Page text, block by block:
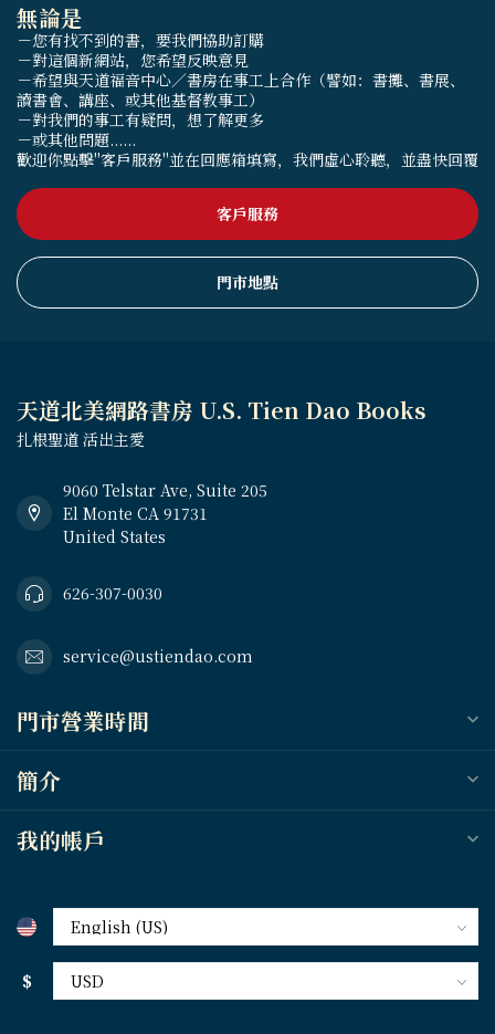
無論是
－您有找不到的書，要我們協助訂購
－對這個新網站，您希望反映意見
－希望與天道福音中心／書房在事工上合作（譬如：書攤、書展、
讀書會、講座、或其他基督教事工）
－對我們的事工有疑問，想了解更多
－或其他問題......
歡迎你點擊"客戶服務"並在回應箱填寫，我們虛心聆聽，並盡快回覆
客戶服務
門市地點
天道北美網路書房 U.S. Tien Dao Books
扎根聖道 活出主愛
9060 Telstar Ave, Suite 205
El Monte CA 91731
United States
626-307-0030
service@ustiendao.com
門市營業時間
簡介
我的帳戶
$